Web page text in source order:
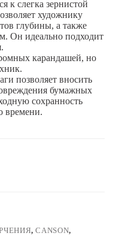
к слегка зернистой
художнику
глубины, а также
Он идеально подходит
карандашей, но
позволяет вносить
бумажных
сохранность
времени.
,CANSON,